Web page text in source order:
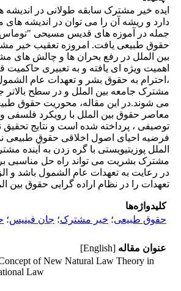
ایده خیر مشترک سابقه طولانی در
دارد و ریشه آن را می توان در اندیشه های
جمله در آموزه های قدیس مسیحی
حقوق طبیعی یافت. امروزه تعقیب خیر
بین الملل در رفع بحران ها و چالش های
اهمیت ویژه ای یافته و به تعبیری حاکمیت
،احترام به حقوق بشر و تعهدات عام
مشترک جامعه بین الملل و در سطح بالاتر
می شوند.در این مقاله، محوریت حقوق
معاصر حقوق بین الملل با رویکرد
توصیفی ، پرداخته شده است و نتایج
فرضیه احیای اصول اخلاقی حقوق طبیعی
الملل پوزیتیویستی با گره زدن به آینده
مشترک بشریت می تواند راه حل مناسبی
در رعایت به تعهدات عام الشمول باشد و
تعهدات را در نظام اراده گرایی حقوق بین
کلیدواژه‌ها
حقوق طبیعی؛ خیر مشترک؛ جان فینیس؛
عنوان مقاله [English]
of New Natural Law Theory in
Law